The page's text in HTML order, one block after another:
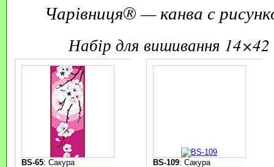
Чарівниця® — канва с
набір для вишивання 14×42
BS-65: Сакура BS-109: Сакура